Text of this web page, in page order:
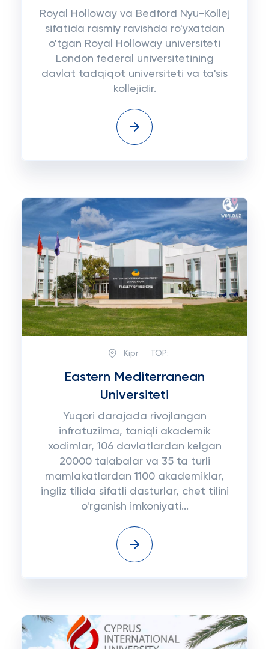
Royal Holloway va Bedford Nyu-Kollej
sifatida rasmiy ravishda ro'yxatdan
o'tgan Royal Holloway universiteti
London federal universitetining
davlat tadqiqot universiteti va ta'sis
kollejidir.
Kipr TOP:
Eastern Mediterranean
Universiteti
Yuqori darajada rivojlangan
infratuzilma, taniqli akademik
xodimlar, 106 davlatlardan kelgan
20000 talabalar va 35 ta turli
mamlakatlardan 1100 akademiklar,
ingliz tilida sifatli dasturlar, chet tilini
o'rganish imkoniyati...